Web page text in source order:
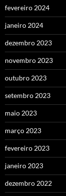
fevereiro 2024
janeiro 2024
dezembro 2023
novembro 2023
outubro 2023
setembro 2023
maio 2023
março 2023
fevereiro 2023
janeiro 2023
dezembro 2022